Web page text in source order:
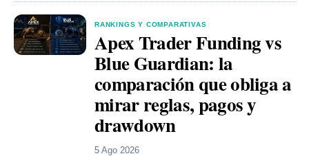
RANKINGS Y COMPARATIVAS
Apex Trader Funding vs
Blue Guardian: la
comparación que obliga a
mirar reglas, pagos y
drawdown
5 Ago 2026